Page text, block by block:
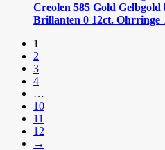
Creolen 585 Gold
Brillanten 0 12ct. Ohrringe
1
2
3
4
…
10
11
12
→